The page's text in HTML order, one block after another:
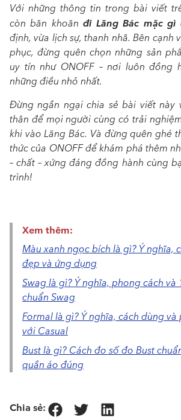
Với những thông tin trong bài viết
còn băn khoănđi Lăng Bác mặc gì
định, vừa lịch sự, thanh nhã. Bên cạnh
phục, đừng quên chọn những sản
uy tín như ONOFF – nơi luôn đồng
những điều nhỏ nhất.
Đừng ngần ngại chia sẻ bài viết này
thân để mọi người cùng có trải
khi vào Lăng Bác. Và đừng quên ghé
thức của ONOFF để khám phá thêm
– chất – xứng đáng đồng hành cùng
trình!
Xem thêm:
Màu xanh ngọc bích là gì? Ý nghĩa,
đẹp và ứng dụng
Swag là gì? Ý nghĩa, phong cách và
chuẩn Swag
Formal là gì? Ý nghĩa, cách dùng
với Casual
Bust là gì? Cách đo số đo Bust
quần áo đúng
Chia sẻ: